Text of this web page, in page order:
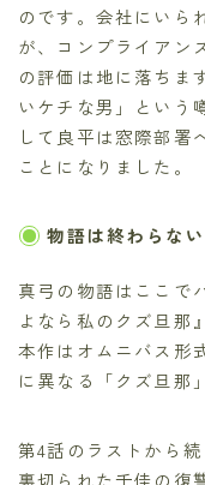
のです。会社にいら
が、コンプライアン
の評価は地に落ちま
いケチな男」という
して良平は窓際部署
ことになりました。
物語は終わらな
真弓の物語はここで
よなら私のクズ旦那
本作はオムニバス形
に異なる「クズ旦那
第4話のラストから
裏切られた千佳の復